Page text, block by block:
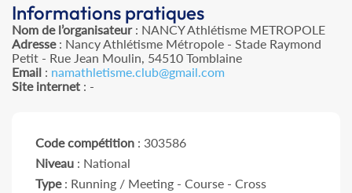
Informations pratiques
Nom de l’organisateur: NANCY Athlétisme METROPOLE
Adresse: Nancy Athlétisme Métropole - Stade Raymond
Petit - Rue Jean Moulin, 54510 Tomblaine
Email : namathletisme.club@gmail.com
Site internet : -
Code compétition : 303586
Niveau : National
Type: Running / Meeting - Course - Cross